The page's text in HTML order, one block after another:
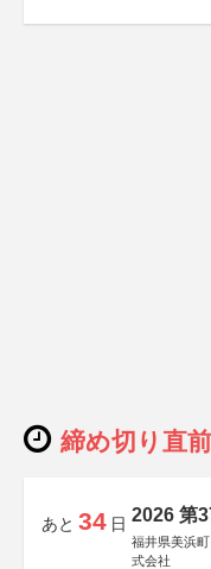
締め切り直
あと 34 日 2026 第
福井県美浜
式会社